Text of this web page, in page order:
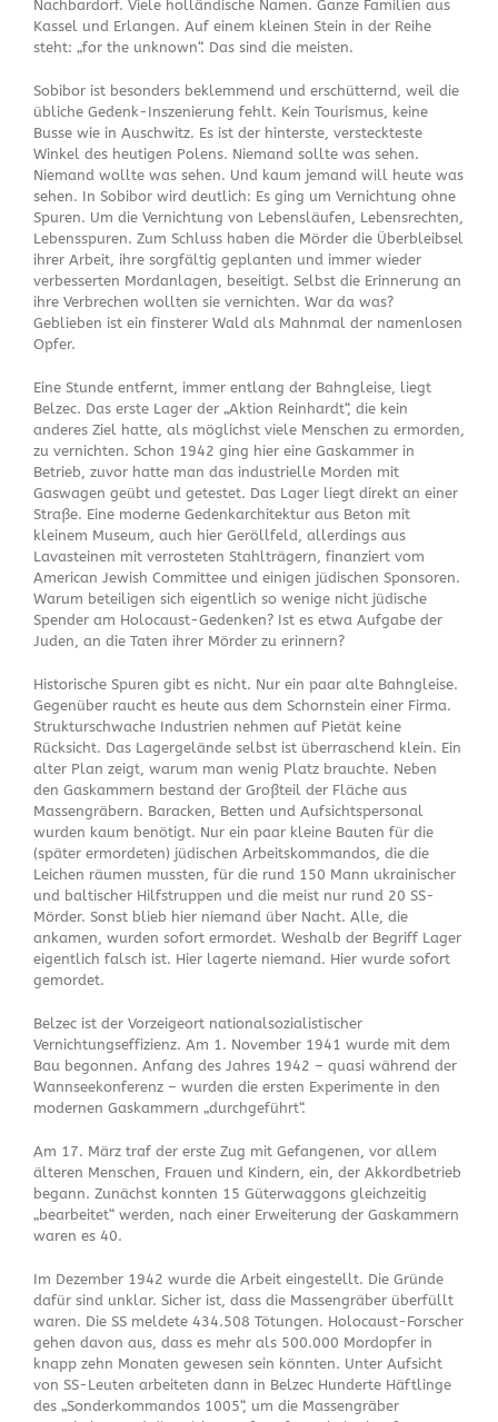
Nachbardorf. Viele holländische Namen. Ganze Familien aus
Kassel und Erlangen. Auf einem kleinen Stein in der Reihe
steht: „for the unknown“. Das sind die meisten.
Sobibor ist besonders beklemmend und erschütternd, weil die
übliche Gedenk-Inszenierung fehlt. Kein Tourismus, keine
Busse wie in Auschwitz. Es ist der hinterste, versteckteste
Winkel des heutigen Polens. Niemand sollte was sehen.
Niemand wollte was sehen. Und kaum jemand will heute was
sehen. In Sobibor wird deutlich: Es ging um Vernichtung ohne
Spuren. Um die Vernichtung von Lebensläufen, Lebensrechten,
Lebensspuren. Zum Schluss haben die Mörder die Überbleibsel
ihrer Arbeit, ihre sorgfältig geplanten und immer wieder
verbesserten Mordanlagen, beseitigt. Selbst die Erinnerung an
ihre Verbrechen wollten sie vernichten. War da was?
Geblieben ist ein finsterer Wald als Mahnmal der namenlosen
Opfer.
Eine Stunde entfernt, immer entlang der Bahngleise, liegt
Belzec. Das erste Lager der „Aktion Reinhardt“, die kein
anderes Ziel hatte, als möglichst viele Menschen zu ermorden,
zu vernichten. Schon 1942 ging hier eine Gaskammer in
Betrieb, zuvor hatte man das industrielle Morden mit
Gaswagen geübt und getestet. Das Lager liegt direkt an einer
Straße. Eine moderne Gedenkarchitektur aus Beton mit
kleinem Museum, auch hier Geröllfeld, allerdings aus
Lavasteinen mit verrosteten Stahlträgern, finanziert vom
American Jewish Committee und einigen jüdischen Sponsoren.
Warum beteiligen sich eigentlich so wenige nicht jüdische
Spender am Holocaust-Gedenken? Ist es etwa Aufgabe der
Juden, an die Taten ihrer Mörder zu erinnern?
Historische Spuren gibt es nicht. Nur ein paar alte Bahngleise.
Gegenüber raucht es heute aus dem Schornstein einer Firma.
Strukturschwache Industrien nehmen auf Pietät keine
Rücksicht. Das Lagergelände selbst ist überraschend klein. Ein
alter Plan zeigt, warum man wenig Platz brauchte. Neben
den Gaskammern bestand der Großteil der Fläche aus
Massengräbern. Baracken, Betten und Aufsichtspersonal
wurden kaum benötigt. Nur ein paar kleine Bauten für die
(später ermordeten) jüdischen Arbeitskommandos, die die
Leichen räumen mussten, für die rund 150 Mann ukrainischer
und baltischer Hilfstruppen und die meist nur rund 20 SS-
Mörder. Sonst blieb hier niemand über Nacht. Alle, die
ankamen, wurden sofort ermordet. Weshalb der Begriff Lager
eigentlich falsch ist. Hier lagerte niemand. Hier wurde sofort
gemordet.
Belzec ist der Vorzeigeort nationalsozialistischer
Vernichtungseffizienz. Am 1. November 1941 wurde mit dem
Bau begonnen. Anfang des Jahres 1942 – quasi während der
Wannseekonferenz – wurden die ersten Experimente in den
modernen Gaskammern „durchgeführt“.
Am 17. März traf der erste Zug mit Gefangenen, vor allem
älteren Menschen, Frauen und Kindern, ein, der Akkordbetrieb
begann. Zunächst konnten 15 Güterwaggons gleichzeitig
„bearbeitet“ werden, nach einer Erweiterung der Gaskammern
waren es 40.
Im Dezember 1942 wurde die Arbeit eingestellt. Die Gründe
dafür sind unklar. Sicher ist, dass die Massengräber überfüllt
waren. Die SS meldete 434.508 Tötungen. Holocaust-Forscher
gehen davon aus, dass es mehr als 500.000 Mordopfer in
knapp zehn Monaten gewesen sein könnten. Unter Aufsicht
von SS-Leuten arbeiteten dann in Belzec Hunderte Häftlinge
des „Sonderkommandos 1005“, um die Massengräber